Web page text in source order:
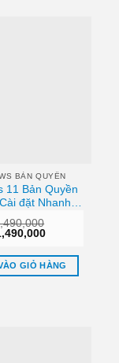
BẢN QUYỀN
11 Bản Quyền
đặt Nhanh
Giá
tại
là:
₫1,490,000.
GIỎ HÀNG